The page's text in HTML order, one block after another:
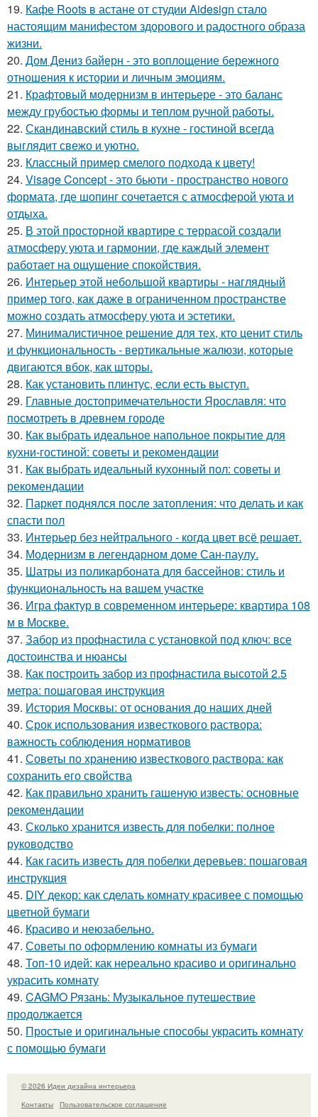
19. Кафе Roots в астане от студии Aidesign стало
настоящим манифестом здорового и радостного образа
жизни.
20. Дом Дениз байерн - это воплощение бережного
отношения к истории и личным эмоциям.
21. Крафтовый модернизм в интерьере - это баланс
между грубостью формы и теплом ручной работы.
22. Скандинавский стиль в кухне - гостиной всегда
выглядит свежо и уютно.
23. Классный пример смелого подхода к цвету!
24. Visage Concept - это бьюти - пространство нового
формата, где шопинг сочетается с атмосферой уюта и
отдыха.
25. В этой просторной квартире с террасой создали
атмосферу уюта и гармонии, где каждый элемент
работает на ощущение спокойствия.
26. Интерьер этой небольшой квартиры - наглядный
пример того, как даже в ограниченном пространстве
можно создать атмосферу уюта и эстетики.
27. Минималистичное решение для тех, кто ценит стиль
и функциональность - вертикальные жалюзи, которые
двигаются вбок, как шторы.
28. Как установить плинтус, если есть выступ.
29. Главные достопримечательности Ярославля: что
посмотреть в древнем городе
30. Как выбрать идеальное напольное покрытие для
кухни-гостиной: советы и рекомендации
31. Как выбрать идеальный кухонный пол: советы и
рекомендации
32. Паркет поднялся после затопления: что делать и как
спасти пол
33. Интерьер без нейтрального - когда цвет всё решает.
34. Модернизм в легендарном доме Сан-паулу.
35. Шатры из поликарбоната для бассейнов: стиль и
функциональность на вашем участке
36. Игра фактур в современном интерьере: квартира 108
м в Москве.
37. Забор из профнастила с установкой под ключ: все
достоинства и нюансы
38. Как построить забор из профнастила высотой 2.5
метра: пошаговая инструкция
39. История Москвы: от основания до наших дней
40. Срок использования известкового раствора:
важность соблюдения нормативов
41. Советы по хранению известкового раствора: как
сохранить его свойства
42. Как правильно хранить гашеную известь: основные
рекомендации
43. Сколько хранится известь для побелки: полное
руководство
44. Как гасить известь для побелки деревьев: пошаговая
инструкция
45. DIY декор: как сделать комнату красивее с помощью
цветной бумаги
46. Красиво и неюзабельно.
47. Советы по оформлению комнаты из бумаги
48. Топ-10 идей: как нереально красиво и оригинально
украсить комнату
49. CAGMO Рязань: Музыкальное путешествие
продолжается
50. Простые и оригинальные способы украсить комнату
с помощью бумаги
© 2026 Идеи дизайна интерьера
Контакты
Пользовательское соглашение